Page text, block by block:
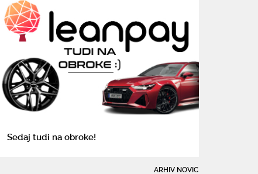
Sedaj tudi na obroke!
ARHIV NOVIC